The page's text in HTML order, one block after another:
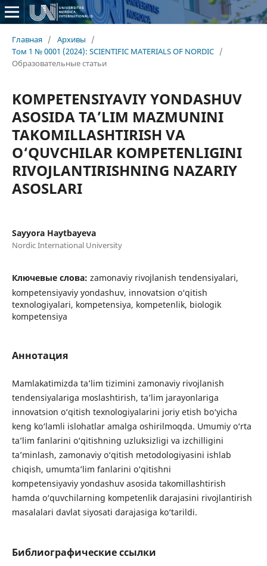
Главная / Архивы
/
Том 1 № 0001 (2024): SCIENTIFIC MATERIALS OF NORDIC /
Образовательные статьи
KOMPETENSIYAVIY YONDASHUV
ASOSIDA TA’LIM MAZMUNINI
TAKOMILLASHTIRISH VA
O‘QUVCHILAR KOMPETENLIGINI
RIVOJLANTIRISHNING NAZARIY
ASOSLARI
Sayyora Haytbayeva
Nordic International University
Ключевые слова: zamonaviy rivojlanish tendensiyalari,
kompetensiyaviy yondashuv, innovatsion o‘qitish
texnologiyalari, kompetensiya, kompetenlik, biologik
kompetensiya
Аннотация
Mamlakatimizda ta’lim tizimini zamonaviy rivojlanish
tendensiyalariga moslashtirish, ta’lim jarayonlariga
innovatsion o‘qitish texnologiyalarini joriy etish bo‘yicha
keng ko‘lamli islohatlar amalga oshirilmoqda. Umumiy o‘rta
ta’lim fanlarini o‘qitishning uzluksizligi va izchilligini
ta’minlash, zamonaviy o‘qitish metodologiyasini ishlab
chiqish, umumta’lim fanlarini o‘qitishni
kompetensiyaviy yondashuv asosida takomillashtirish
hamda o‘quvchilarning kompetenlik darajasini rivojlantirish
masalalari davlat siyosati darajasiga ko‘tarildi.
Библиографические ссылки